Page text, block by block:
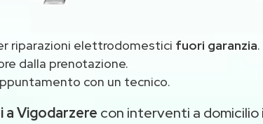
riparazioni elettrodomestici fuori garanzia.
dalla prenotazione.
con un tecnico.
a Vigodarzere con interventi a domicilio